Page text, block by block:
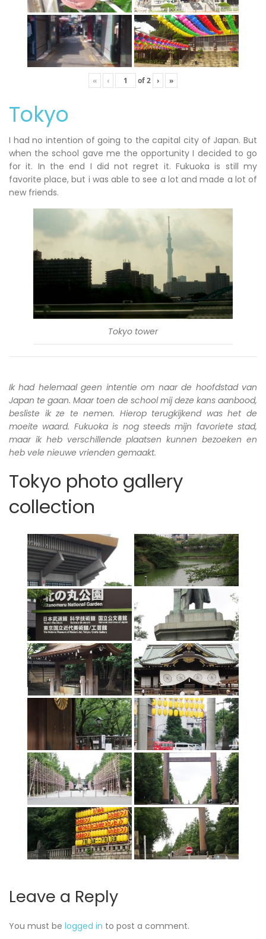
« ‹ of2 › »
Tokyo
I had no intention of going to the capital city of Japan. But
when the school gave me the opportunity I decided to go
for it. In the end I did not regret it. Fukuoka is still my
favorite place, but i was able to see a lot and made a lot of
new friends.
Tokyo tower
Ik had helemaal geen intentie om naar de hoofdstad van
Japan te gaan. Maar toen de school mij deze kans aanbood,
besliste ik ze te nemen. Hierop terugkijkend was het de
moeite waard. Fukuoka is nog steeds mijn favoriete stad,
maar ik heb verschillende plaatsen kunnen bezoeken en
heb vele nieuwe vrienden gemaakt.
Tokyo photo gallery
collection
Leave a Reply
You must be logged in to post a comment.